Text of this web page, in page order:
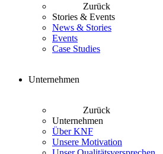
Zurück
Stories & Events
News & Stories
Events
Case Studies
Unternehmen
Zurück
Unternehmen
Über KNF
Unsere Motivation